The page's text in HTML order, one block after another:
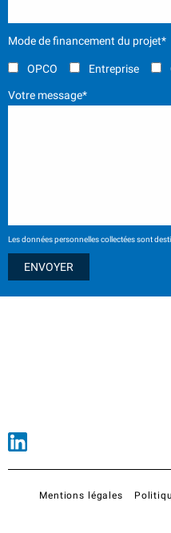
Mode de financement du projet*
OPCO Entreprise
Votre message*
Les données personnelles collectées sont
Mentions légales